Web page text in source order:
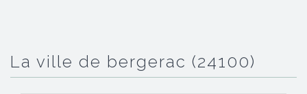
la ville de bergerac (24100)